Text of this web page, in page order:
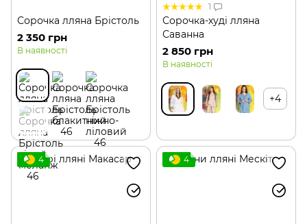
Сорочка лляна Брістоль
2 350 грн
В наявності
1
Сорочка-худі лляна
Саванна
2 850 грн
В наявності
+4
4 4